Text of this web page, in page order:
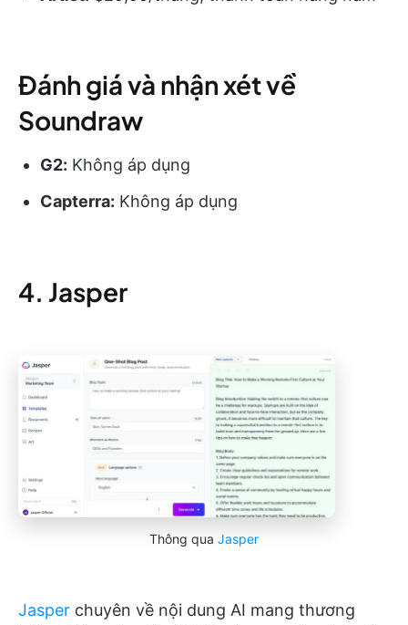
Đánh giá và nhận xét về
Soundraw
G2: Không áp dụng
Capterra: Không áp dụng
4. Jasper
Thông qua Jasper
Jasper chuyên về nội dung AI mang thương